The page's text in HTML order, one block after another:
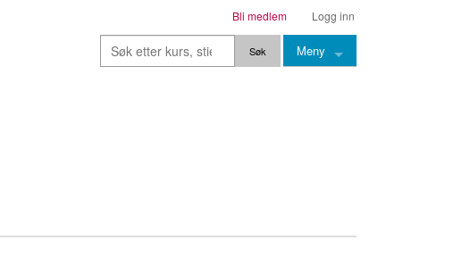
Logg inn
Bli medlem
Meny
Stemming